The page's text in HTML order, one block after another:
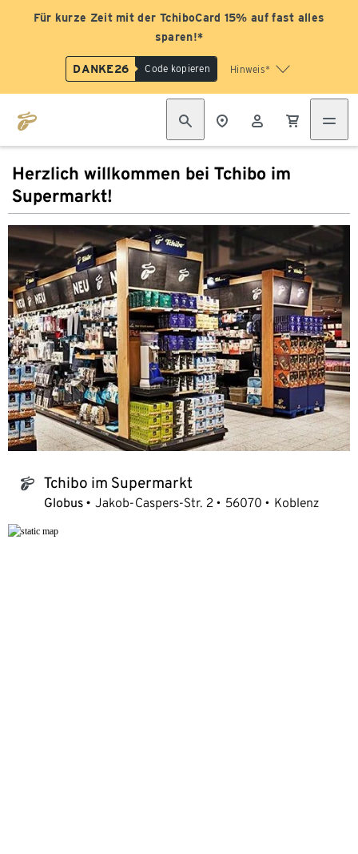
Für kurze Zeit mit der TchiboCard 15% auf fast alles
sparen!*
DANKE26 Code kopieren Hinweis*
Herzlich willkommen bei Tchibo im
Supermarkt!
tchibo_logo Tchibo im Supermarkt
Globus Jakob-Caspers-Str. 2 56070 Koblenz